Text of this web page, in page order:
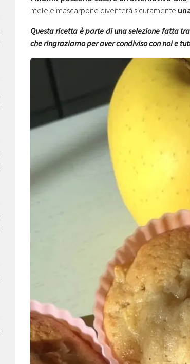
mele e mascarpone diventerà sicuramente
Questa ricetta è parte di una selezione fatta
che ringraziamo per aver condiviso con noi e